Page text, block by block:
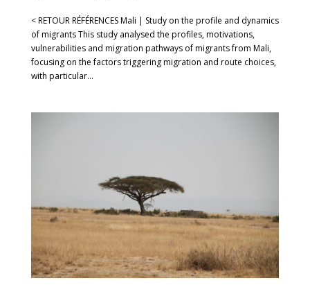
< RETOUR RÉFÉRENCES Mali | Study on the profile and dynamics
of migrants This study analysed the profiles, motivations,
vulnerabilities and migration pathways of migrants from Mali,
focusing on the factors triggering migration and route choices,
with particular...